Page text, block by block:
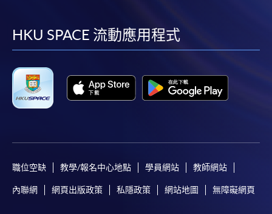
facebook
youtube
linkedin
HKU SPACE 流動應用程式
職位空缺 教學/報名中心地點 學員網站 教師網站
內聯網 網頁出版政策 私隱政策 網站地圖 無障礙網頁